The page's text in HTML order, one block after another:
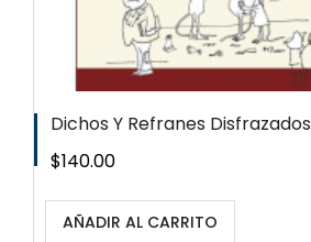
Dichos Y Refranes Disfrazados
Precio
$140.00
AÑADIR AL CARRITO